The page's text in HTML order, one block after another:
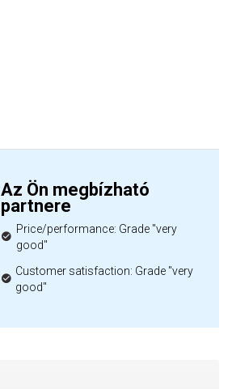
Az Ön megbízható
partnere
Price/performance: Grade "very
good"
Customer satisfaction: Grade "very
good"